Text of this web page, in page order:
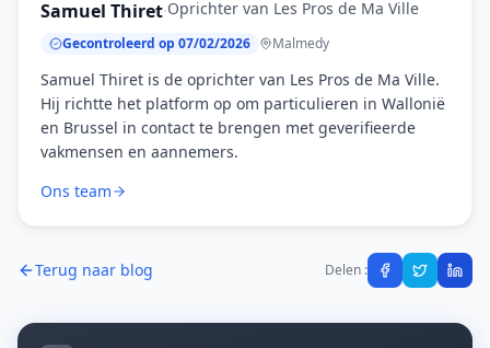
Samuel Thiret·Oprichter van Les Pros de Ma Ville
Gecontroleerd op 07/02/2026 Malmedy
Samuel Thiret is de oprichter van Les Pros de Ma Ville.
Hij richtte het platform op om particulieren in Wallonië
en Brussel in contact te brengen met geverifieerde
vakmensen en aannemers.
Ons team
Terug naar blog Delen :